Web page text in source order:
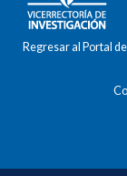
Regresar al Portal